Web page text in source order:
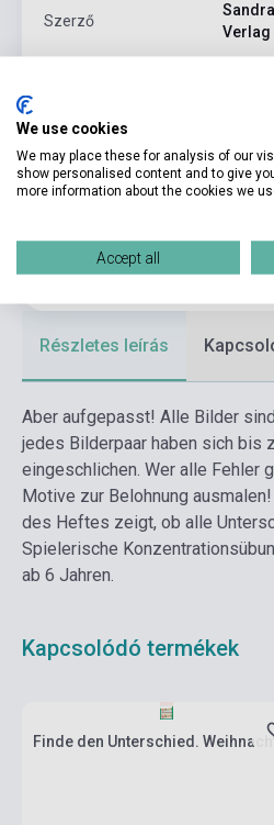
Szerző
Verlag
Kiadó
Kiadási év 2019
Nyelv Német
Részletes leírás
Aber aufgepasst! Alle Bilder
jedes Bilderpaar haben sich bis
eingeschlichen. Wer alle Fehler
Motive zur Belohnung
des Heftes zeigt, ob alle
Spielerische
ab 6 Jahren.
Kapcsolódó termékek
Finde den Unterschied.
We use cookies
We may place these for analysis of our
show personalised content and to give
more information about the cookies we
Accept all